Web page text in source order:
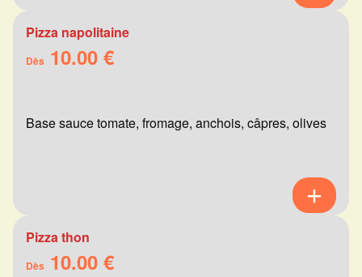
Pizza napolitaine
Dès 10.00 €
Base sauce tomate, fromage, anchois, câpres, olives
Pizza thon
Dès 10.00 €